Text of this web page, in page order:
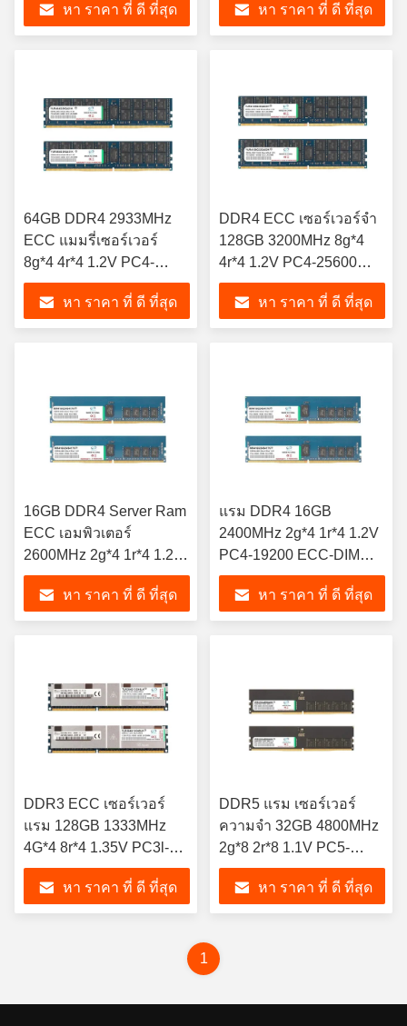
หา ราคา ที่ ดี ที่สุด
หา ราคา ที่ ดี ที่สุด
64GB DDR4 2933MHz
ECC แมมรี่เซอร์เวอร์
8g*4 4r*4 1.2V PC4-
23400 ECC Lr-DIMM Kits
หา ราคา ที่ ดี ที่สุด
DDR4 ECC เซอร์เวอร์จํา
128GB 3200MHz 8g*4
4r*4 1.2V PC4-25600
ECC Lr-DIMM Kits
หา ราคา ที่ ดี ที่สุด
16GB DDR4 Server Ram
ECC เอมพิวเตอร์
2600MHz 2g*4 1r*4 1.2V
PC4-21300 คิต ECC-
DIMM หา ราคา ที่ ดี ที่สุด
แรม DDR4 16GB
2400MHz 2g*4 1r*4 1.2V
PC4-19200 ECC-DIMM
Kits Ecc เอมพิวเตอร์
คอมพิวเตอร์
หา ราคา ที่ ดี ที่สุด
DDR3 ECC เซอร์เวอร์
แรม 128GB 1333MHz
4G*4 8r*4 1.35V PC3l-
10600 Ecc Lr-DIMM Kits
X2
หา ราคา ที่ ดี ที่สุด
DDR5 แรม เซอร์เวอร์
ความจํา 32GB 4800MHz
2g*8 2r*8 1.1V PC5-
38400 ECC-DIMM Kits
หา ราคา ที่ ดี ที่สุด
1